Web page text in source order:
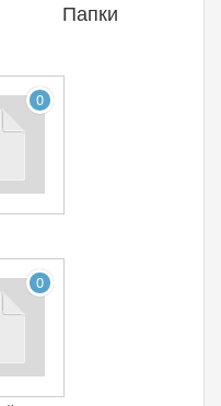
Папки
0
0